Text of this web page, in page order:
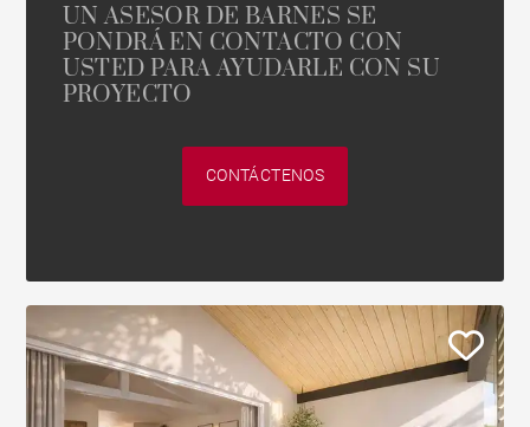
UN ASESOR DE BARNES SE
PONDRÁ EN CONTACTO CON
USTED PARA AYUDARLE CON SU
PROYECTO
CONTÁCTENOS